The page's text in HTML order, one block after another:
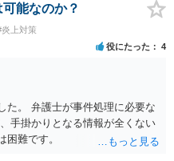
能なのか？
炎上対策
役にたった 4
た。 弁護士が事件処理に必要な
手掛かりとなる情報が全くない
難です。